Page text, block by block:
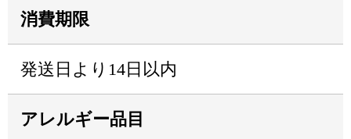
消費期限
発送日より14日以内
アレルギー品目